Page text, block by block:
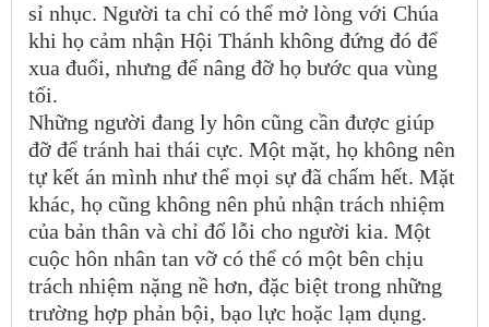
sỉ nhục. Người ta chỉ có thể mở lòng với Chúa
khi họ cảm nhận Hội Thánh không đứng đó để
xua đuổi, nhưng để nâng đỡ họ bước qua vùng
tối.
Những người đang ly hôn cũng cần được giúp
đỡ để tránh hai thái cực. Một mặt, họ không nên
tự kết án mình như thể mọi sự đã chấm hết. Mặt
khác, họ cũng không nên phủ nhận trách nhiệm
của bản thân và chỉ đổ lỗi cho người kia. Một
cuộc hôn nhân tan vỡ có thể có một bên chịu
trách nhiệm nặng nề hơn, đặc biệt trong những
trường hợp phản bội, bạo lực hoặc lạm dụng.